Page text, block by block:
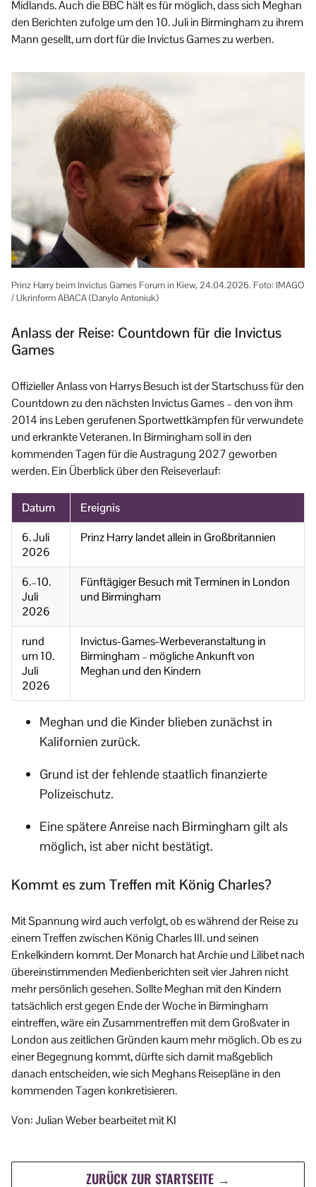
Midlands. Auch die BBC hält es für möglich, dass sich Meghan
den Berichten zufolge um den 10. Juli in Birmingham zu ihrem
Mann gesellt, um dort für die Invictus Games zu werben.
Prinz Harry beim Invictus Games Forum in Kiew, 24.04.2026. Foto: IMAGO
/ Ukrinform ABACA (Danylo Antoniuk)
Anlass der Reise: Countdown für die Invictus
Games
Offizieller Anlass von Harrys Besuch ist der Startschuss für den
Countdown zu den nächsten Invictus Games – den von ihm
2014 ins Leben gerufenen Sportwettkämpfen für verwundete
und erkrankte Veteranen. In Birmingham soll in den
kommenden Tagen für die Austragung 2027 geworben
werden. Ein Überblick über den Reiseverlauf:
Datum
Ereignis
6. Juli
2026
Prinz Harry landet allein in Großbritannien
6.–10.
Juli
2026
Fünftägiger Besuch mit Terminen in London
und Birmingham
rund
um 10.
Juli
2026
Invictus-Games-Werbeveranstaltung in
Birmingham – mögliche Ankunft von
Meghan und den Kindern
Meghan und die Kinder blieben zunächst in
Kalifornien zurück.
Grund ist der fehlende staatlich finanzierte
Polizeischutz.
Eine spätere Anreise nach Birmingham gilt als
möglich, ist aber nicht bestätigt.
Kommt es zum Treffen mit König Charles?
Mit Spannung wird auch verfolgt, ob es während der Reise zu
einem Treffen zwischen König Charles III. und seinen
Enkelkindern kommt. Der Monarch hat Archie und Lilibet nach
übereinstimmenden Medienberichten seit vier Jahren nicht
mehr persönlich gesehen. Sollte Meghan mit den Kindern
tatsächlich erst gegen Ende der Woche in Birmingham
eintreffen, wäre ein Zusammentreffen mit dem Großvater in
London aus zeitlichen Gründen kaum mehr möglich. Ob es zu
einer Begegnung kommt, dürfte sich damit maßgeblich
danach entscheiden, wie sich Meghans Reisepläne in den
kommenden Tagen konkretisieren.
Von: Julian Weber bearbeitet mit KI
ZURÜCK ZUR STARTSEITE →